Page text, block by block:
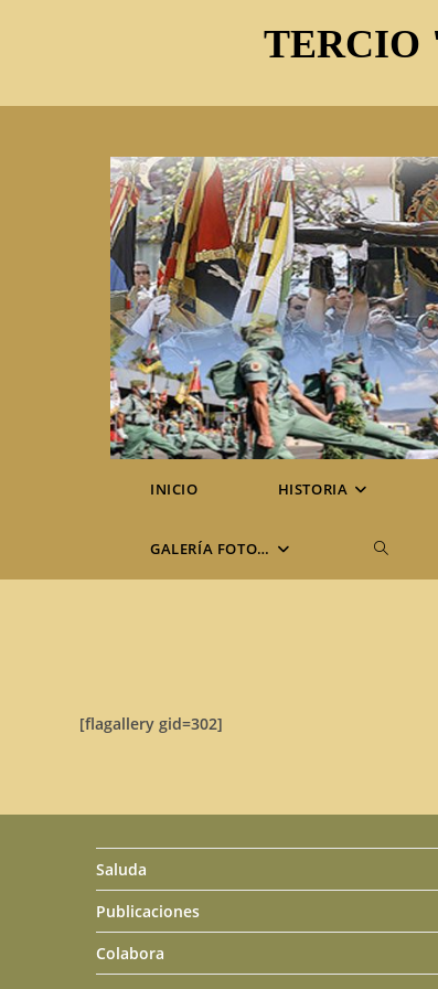
TERCIO
INICIO HISTORIA
GALERÍA FOTO… Alternar
[flagallery gid=302]
Saluda
Publicaciones
Colabora